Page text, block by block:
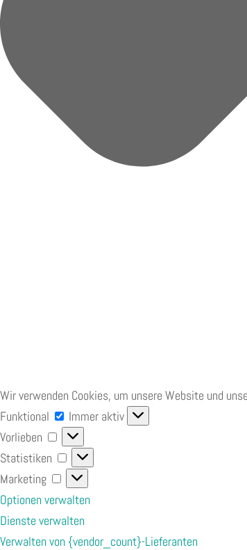
Wir verwenden Cookies, um unsere Website und
Funktional
Funktional
Immer aktiv
Vorlieben
Vorlieben
Statistiken
Statistiken
Marketing
Marketing
Optionen verwalten
Dienste verwalten
Verwalten von {vendor_count}-Lieferanten